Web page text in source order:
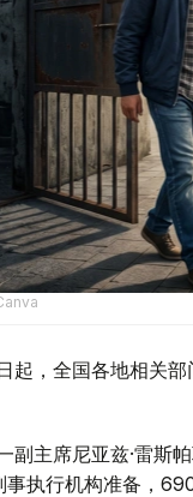
起，全国各地相关
副主席尼亚兹·雷斯
执行机构准备，